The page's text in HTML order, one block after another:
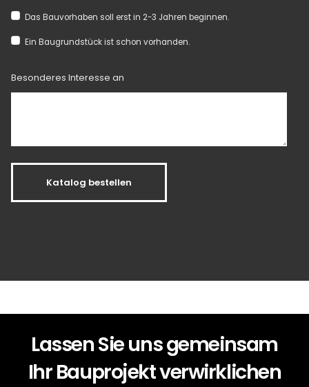
Das Bauvorhaben soll erst in 2-3 Jahren beginnen.
Ein Baugrundstück ist schon vorhanden.
Besonderes Interesse an
Katalog bestellen
Lassen Sie uns gemeinsam
Ihr Bauprojekt verwirklichen